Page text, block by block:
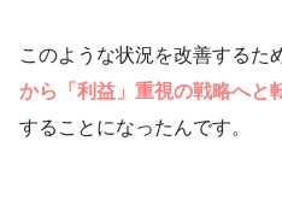
このような状況を改善するた
から「利益」重視の戦略へと
することになったんです。